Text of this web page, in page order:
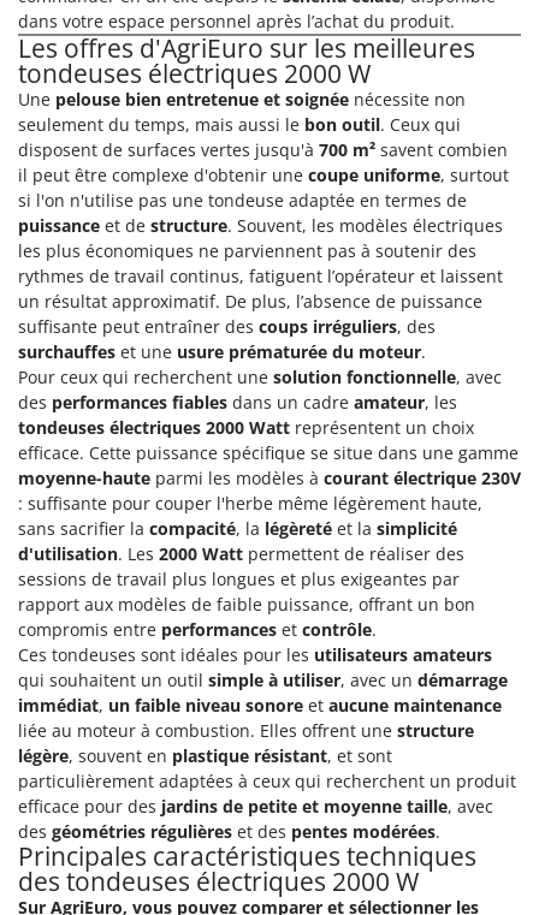
Perches Élagueuses
Pétrins à Spirale
Piscines
Planteuses de pommes de terre pour tracteur
Plateaux de coupe pour tracteur
Plumeuses
Pompes d'irrigation à tracteur
Pompes de transfert
Pompes immergées électriques
Postes à souder
Poussoirs à saucisse
Presses à pellets
Pressoirs à fruits
Pressoirs à Raisin
Pulvérisateurs
Pulvérisateurs portés
R
Rafraîchisseurs d'air par évaporation
Rampes de chargement en aluminium
Râpes à fromage électriques
Râteaux pour tracteur
Remplisseuses
Robots nettoyeurs de piscine
Robots Tondeuses
Rogneuses de souches
Francini
G
G3 Ferrari
Gardena
Garofalo
GeoTech
GeoTech Pro
Gierre
Ginko - MGM
Gipeco
Girmi
GRAEF
Gre
GreenBay
Greenworks
GRIFO
GVS
GYS
H
Hailo
Helvi
Henx
HiKOKI
Honda
dans votre espace personnel après l’achat du produit.
Les offres d'AgriEuro sur les meilleures
tondeuses électriques 2000 W
Une pelouse bien entretenue et soignée nécessite non
seulement du temps, mais aussi le bon outil. Ceux qui
disposent de surfaces vertes jusqu'à 700 m² savent combien
il peut être complexe d'obtenir une coupe uniforme, surtout
si l'on n'utilise pas une tondeuse adaptée en termes de
puissance et de structure. Souvent, les modèles électriques
les plus économiques ne parviennent pas à soutenir des
rythmes de travail continus, fatiguent l’opérateur et laissent
un résultat approximatif. De plus, l’absence de puissance
suffisante peut entraîner des coups irréguliers, des
surchauffes et une usure prématurée du moteur.
Pour ceux qui recherchent une solution fonctionnelle, avec
des performances fiables dans un cadre amateur, les
tondeuses électriques 2000 Watt représentent un choix
efficace. Cette puissance spécifique se situe dans une gamme
moyenne-haute parmi les modèles à courant électrique 230V
: suffisante pour couper l'herbe même légèrement haute,
sans sacrifier la compacité, la légèreté et la simplicité
d'utilisation. Les 2000 Watt permettent de réaliser des
sessions de travail plus longues et plus exigeantes par
rapport aux modèles de faible puissance, offrant un bon
compromis entre performances et contrôle.
Ces tondeuses sont idéales pour les utilisateurs amateurs
qui souhaitent un outil simple à utiliser, avec un démarrage
immédiat, un faible niveau sonore et aucune maintenance
liée au moteur à combustion. Elles offrent une structure
légère, souvent en plastique résistant, et sont
particulièrement adaptées à ceux qui recherchent un produit
efficace pour des jardins de petite et moyenne taille, avec
des géométries régulières et des pentes modérées.
Principales caractéristiques techniques
des tondeuses électriques 2000 W
Sur AgriEuro, vous pouvez comparer et sélectionner les